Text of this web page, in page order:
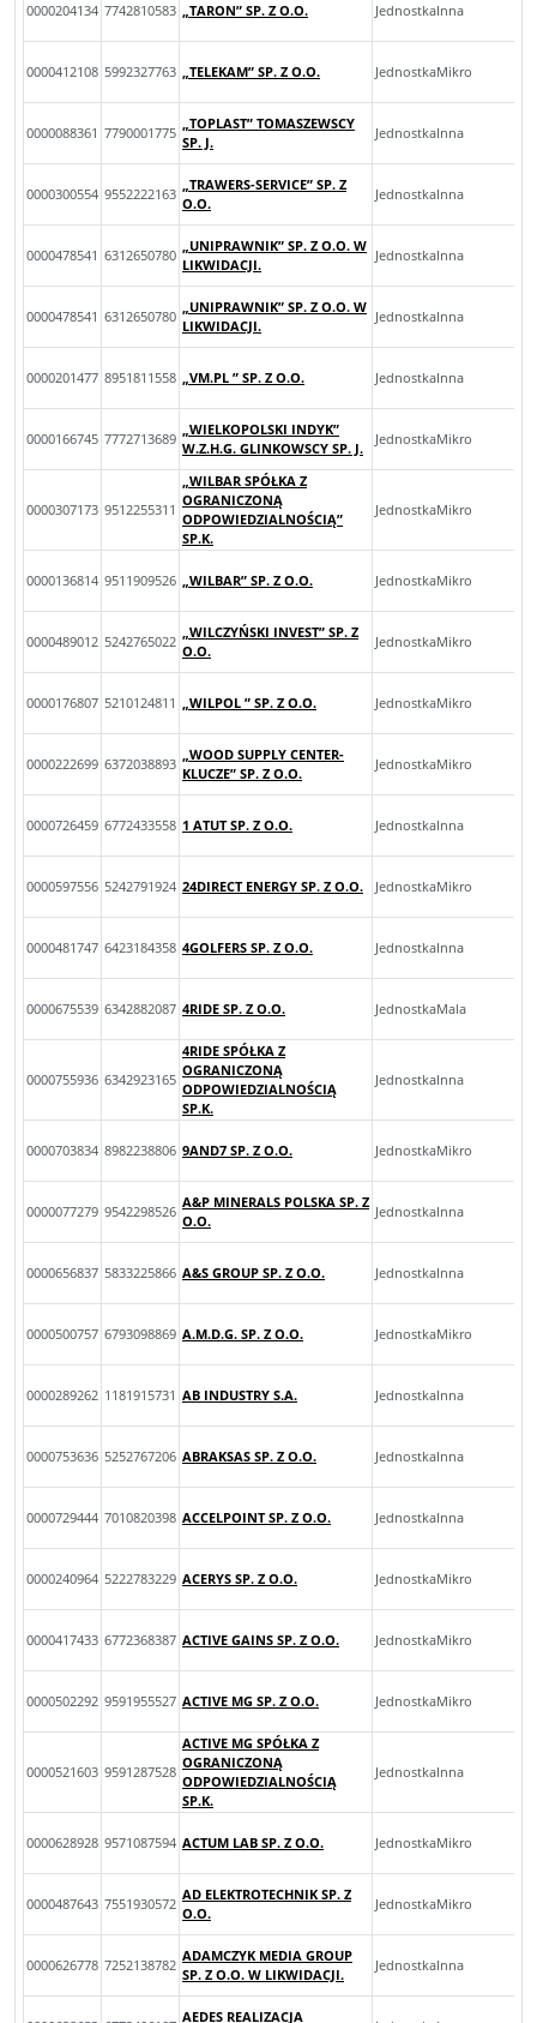
0000204134 7742810583 „TARON” SP. Z O.O. JednostkaInna
0000412108 5992327763 „TELEKAM” SP. Z O.O. JednostkaMikro
0000088361 7790001775
„TOPLAST” TOMASZEWSCY
SP. J.
JednostkaInna
0000300554 9552222163
„TRAWERS-SERVICE” SP. Z
O.O.
JednostkaInna
0000478541 6312650780
„UNIPRAWNIK” SP. Z O.O. W
LIKWIDACJI.
JednostkaInna
0000478541 6312650780
„UNIPRAWNIK” SP. Z O.O. W
LIKWIDACJI.
JednostkaInna
0000201477 8951811558 „VM.PL ” SP. Z O.O. JednostkaInna
0000166745 7772713689
„WIELKOPOLSKI INDYK”
W.Z.H.G. GLINKOWSCY SP. J.
JednostkaMikro
0000307173 9512255311
„WILBAR SPÓŁKA Z
OGRANICZONĄ
ODPOWIEDZIALNOŚCIĄ”
SP.K.
JednostkaMikro
0000136814 9511909526 „WILBAR” SP. Z O.O. JednostkaMikro
0000489012 5242765022
„WILCZYŃSKI INVEST” SP. Z
O.O.
JednostkaMikro
0000176807 5210124811 „WILPOL ” SP. Z O.O. JednostkaMikro
0000222699 6372038893
„WOOD SUPPLY CENTER-
KLUCZE” SP. Z O.O.
JednostkaMikro
0000726459 6772433558 1 ATUT SP. Z O.O. JednostkaInna
0000597556 5242791924 24DIRECT ENERGY SP. Z O.O. JednostkaMikro
0000481747 6423184358 4GOLFERS SP. Z O.O. JednostkaInna
0000675539 6342882087 4RIDE SP. Z O.O. JednostkaMala
0000755936 6342923165
4RIDE SPÓŁKA Z
OGRANICZONĄ
ODPOWIEDZIALNOŚCIĄ
SP.K.
JednostkaInna
0000703834 8982238806 9AND7 SP. Z O.O. JednostkaMikro
0000077279 9542298526
A&P MINERALS POLSKA SP. Z
O.O.
JednostkaInna
0000656837 5833225866 A&S GROUP SP. Z O.O. JednostkaInna
0000500757 6793098869 A.M.D.G. SP. Z O.O. JednostkaMikro
0000289262 1181915731 AB INDUSTRY S.A. JednostkaInna
0000753636 5252767206 ABRAKSAS SP. Z O.O. JednostkaInna
0000729444 7010820398 ACCELPOINT SP. Z O.O. JednostkaInna
0000240964 5222783229 ACERYS SP. Z O.O. JednostkaMikro
0000417433 6772368387 ACTIVE GAINS SP. Z O.O. JednostkaMikro
0000502292 9591955527 ACTIVE MG SP. Z O.O. JednostkaMikro
0000521603 9591287528
ACTIVE MG SPÓŁKA Z
OGRANICZONĄ
ODPOWIEDZIALNOŚCIĄ
SP.K.
JednostkaInna
0000628928 9571087594 ACTUM LAB SP. Z O.O. JednostkaMikro
0000487643 7551930572
AD ELEKTROTECHNIK SP. Z
O.O.
JednostkaMikro
0000626778 7252138782
ADAMCZYK MEDIA GROUP
SP. Z O.O. W LIKWIDACJI.
JednostkaInna
AEDES REALIZACJA